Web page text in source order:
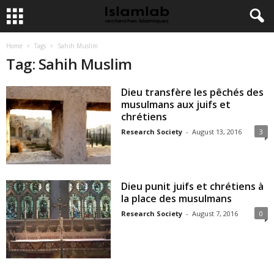
Home Tags Sahih Muslim
Tag: Sahih Muslim
Dieu transfère les pêchés des
musulmans aux juifs et
chrétiens
Research Society - August 13, 2016 3
Dieu punit juifs et chrétiens à
la place des musulmans
Research Society - August 7, 2016 0